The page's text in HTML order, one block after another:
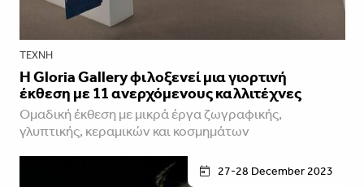
ΤΈΧΝΗ
Η Gloria Gallery φιλοξενεί μια γιορτινή
έκθεση με 11 ανερχόμενους καλλιτέχνες
Ομαδική έκθεση με μικρά έργα ζωγραφικής,
γλυπτικής, κεραμικών και κοσμημάτων
27-28 December 2023